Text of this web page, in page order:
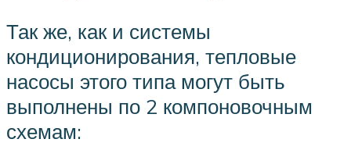
Так же, как и системы
кондиционирования, тепловые
насосы этого типа могут быть
выполнены по 2 компоновочным
схемам: